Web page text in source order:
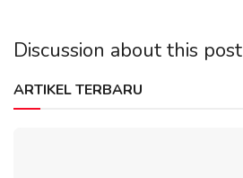
Discussion about this post
ARTIKEL TERBARU